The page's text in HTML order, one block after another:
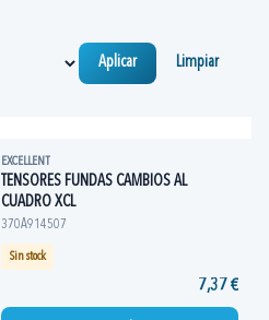
Aplicar Limpiar
EXCELLENT
TENSORES FUNDAS CAMBIOS AL
CUADRO XCL
370A914507
Sin stock
7,37 €